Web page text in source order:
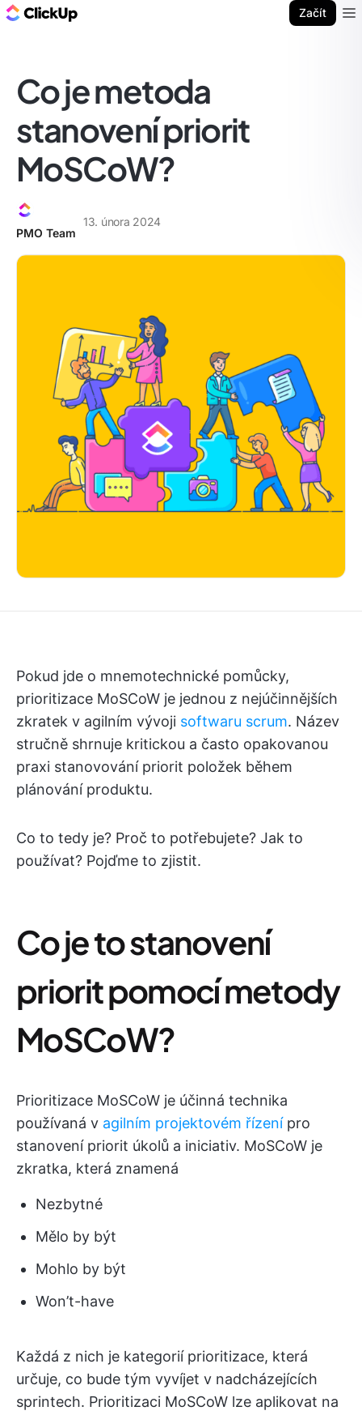
Začít
Co je metoda
stanovení priorit
MoSCoW?
PMO Team
13. února 2024
Pokud jde o mnemotechnické pomůcky,
prioritizace MoSCoW je jednou z nejúčinnějších
zkratek v agilním vývoji softwaru scrum. Název
stručně shrnuje kritickou a často opakovanou
praxi stanovování priorit položek během
plánování produktu.
Co to tedy je? Proč to potřebujete? Jak to
používat? Pojďme to zjistit.
Co je to stanovení
priorit pomocí metody
MoSCoW?
Prioritizace MoSCoW je účinná technika
používaná v agilním projektovém řízenípro
stanovení priorit úkolů a iniciativ. MoSCoW je
zkratka, která znamená
Nezbytné
Mělo by být
Mohlo by být
Won’t-have
Každá z nich je kategorií prioritizace, která
určuje, co bude tým vyvíjet v nadcházejících
sprintech. Prioritizaci MoSCoW lze aplikovat na